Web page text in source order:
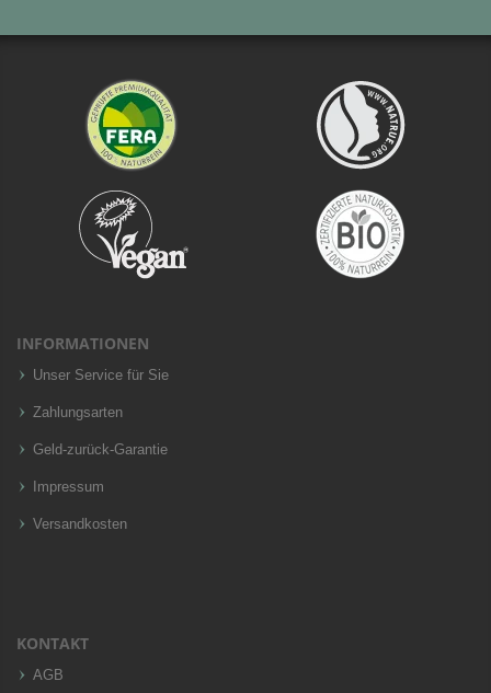
INFORMATIONEN
Unser Service für Sie
Zahlungsarten
Geld-zurück-Garantie
Impressum
Versandkosten
KONTAKT
AGB